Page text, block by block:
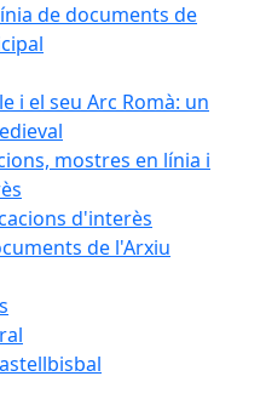
de documents de
i el seu Arc Romà: un
mostres en línia i
d'interès
de l'Arxiu